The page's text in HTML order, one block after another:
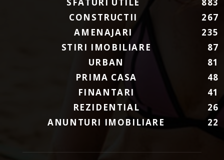
SFATURI UTILE
883
CONSTRUCTII
267
AMENAJARI
235
STIRI IMOBILIARE
87
URBAN
81
PRIMA CASA
48
FINANTARI
41
REZIDENTIAL
26
ANUNTURI IMOBILIARE
22